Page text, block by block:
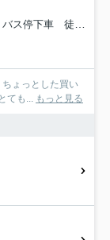
停下車 徒歩5分
ょっとした買い
ても... もっと見る